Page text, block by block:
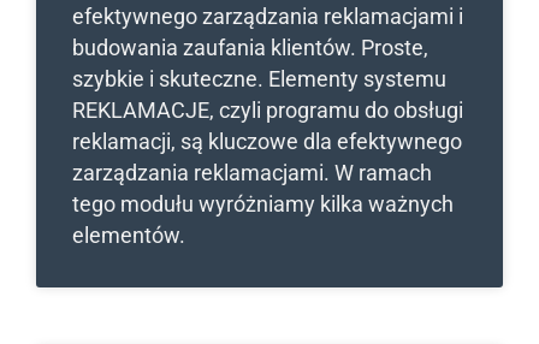
efektywnego zarządzania reklamacjami i
budowania zaufania klientów. Proste,
szybkie i skuteczne. Elementy systemu
REKLAMACJE, czyli programu do obsługi
reklamacji, są kluczowe dla efektywnego
zarządzania reklamacjami. W ramach
tego modułu wyróżniamy kilka ważnych
elementów.